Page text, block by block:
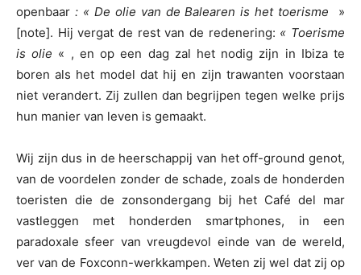
openbaar : « De olie van de Balearen is het toerisme
»
[note]. Hij vergat de rest van de redenering: « Toerisme
is olie « , en op een dag zal het nodig zijn in Ibiza te
boren als het model dat hij en zijn trawanten voorstaan
niet verandert. Zij zullen dan begrijpen tegen welke prijs
hun manier van leven is gemaakt.
Wij zijn dus in de heerschappij van het off-ground genot,
van de voordelen zonder de schade, zoals de honderden
toeristen die de zonsondergang bij het Café del mar
vastleggen met honderden smartphones, in een
paradoxale sfeer van vreugdevol einde van de wereld,
ver van de Foxconn-werkkampen. Weten zij wel dat zij op